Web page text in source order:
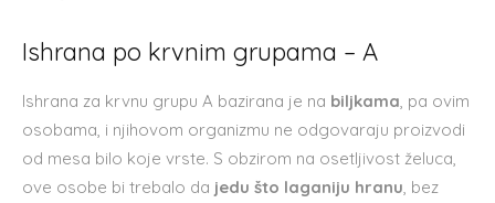
Ishrana po krvnim grupama – A
Ishrana za krvnu grupu A bazirana je na biljkama, pa ovim
osobama, i njihovom organizmu ne odgovaraju proizvodi
od mesa bilo koje vrste. S obzirom na osetljivost želuca,
ove osobe bi trebalo da jedu što laganiju hranu, bez